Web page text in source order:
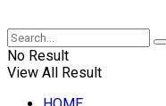
No Result
View All Result